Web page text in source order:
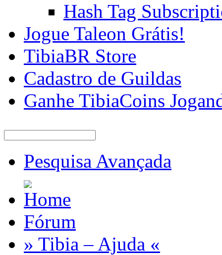
Hash Tag
Jogue Taleon Grátis!
TibiaBR Store
Cadastro de Guildas
Ganhe TibiaCoins
Pesquisa Avançada
Fórum
» Tibia – Ajuda «